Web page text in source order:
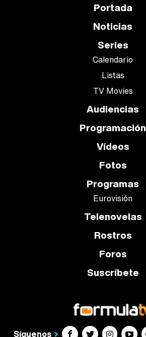
Portada
Noticias
Series
Calendario
Listas
TV Movies
Audiencias
Programación
Vídeos
Fotos
Programas
Eurovisión
Telenovelas
Rostros
Foros
Suscríbete
Síguenos